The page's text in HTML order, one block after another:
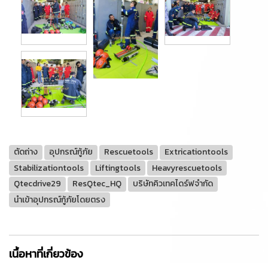
ตัดถ่าง อุปกรณ์กู้ภัย Rescuetools
Extricationtools
Stabilizationtools
Liftingtools
Heavyrescuetools
Qtecdrive29
ResQtec_HQ
บริษัทคิวเทคไดร์ฟจำกัด
นำเข้าอุปกรณ์กู้ภัยโดยตรง
เนื้อหาที่เกี่ยวข้อง